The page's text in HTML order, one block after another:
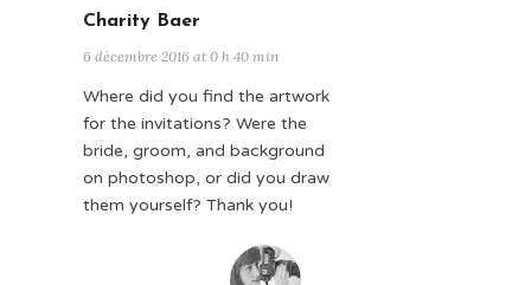
Charity Baer
6 décembre 2016 at 0 h 40 min
Where did you find the artwork
for the invitations? Were the
bride, groom, and background
on photoshop, or did you draw
them yourself? Thank you!